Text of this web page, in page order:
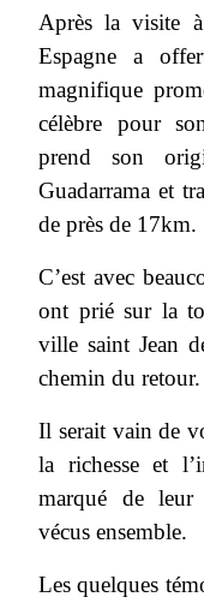
Après la visite
Espagne a
magnifique
célèbre pour
prend son
Guadarrama et
de près de 17km.
C’est avec
ont prié sur la
ville saint Jean
chemin du retour.
Il serait vain de
la richesse et
marqué de leur
vécus ensemble.
Les quelques